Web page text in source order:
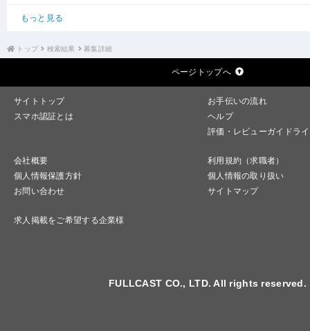
もっと見る
トップ 検索結果 募集詳細
ページトップへ
サイトトップ
お手伝いの流れ
スマホ認証とは
ヘルプ
評価・レビューガイドラ
会社概要
利用規約（求職者）
個人情報保護方針
個人情報の取り扱い
お問い合わせ
サイトマップ
求人掲載をご希望する企業様
FULLCAST CO., LTD. All rights reserved.